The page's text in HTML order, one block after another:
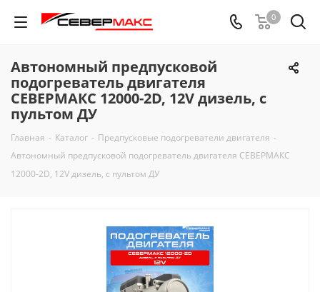
0
Автономный предпусковой
подогреватель двигателя
СЕВЕРМАКС 12000-2D, 12V дизель, с
пультом ДУ
Главная - Каталог - Предпусковые подогреватели двигателя -
Автономный предпусковой подогреватель двигателя СЕВЕРМАКС
12000-2D, 12V дизель, с пультом ДУ